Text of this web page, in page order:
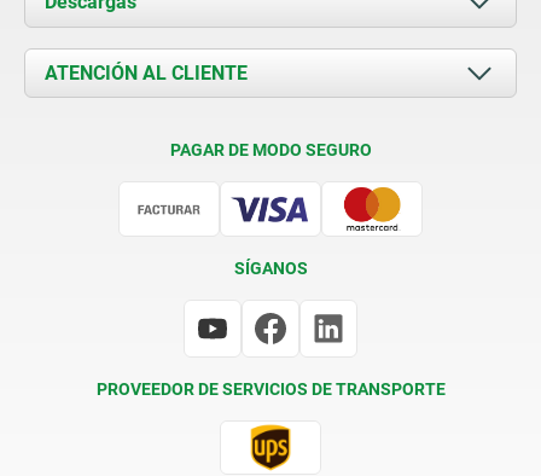
Novedades
Contacto
Documents
ATENCIÓN AL CLIENTE
PAGAR DE MODO SEGURO
SÍGANOS
PROVEEDOR DE SERVICIOS DE TRANSPORTE